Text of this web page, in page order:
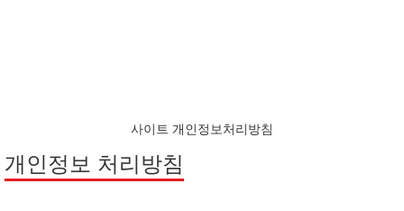
사이트 개인정보처리방침
개인정보 처리방침